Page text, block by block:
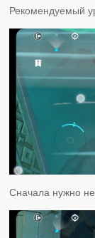
Рекомендуемый
Сначала нужно